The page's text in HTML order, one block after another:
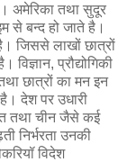
अमेरिका तथा सुदूर
से बन्‍द हो जाते है।
जिससे लाखों छात्रों
प्रौद्योगिकी
छात्रों का मन इन
देश पर उधारी
तथा चीन जैसे कई
निर्भरता उनकी
विदेश